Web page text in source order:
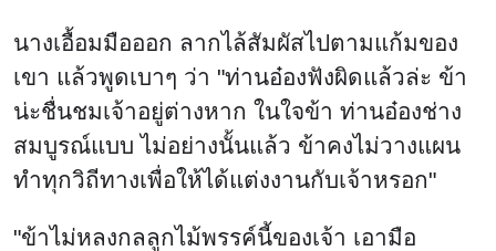
นางเอื้อมมือออก ลากไล้สัมผัสไปตามแก้มของ
เขา แล้วพูดเบาๆ ว่า "ท่านอ๋องฟังผิดแล้วล่ะ ข้า
น่ะชื่นชมเจ้าอยู่ต่างหาก ในใจข้า ท่านอ๋องช่าง
สมบูรณ์แบบ ไม่อย่างนั้นแล้ว ข้าคงไม่วางแผน
ทำทุกวิถีทางเพื่อให้ได้แต่งงานกับเจ้าหรอก"
"ข้าไม่หลงกลลูกไม้พรรค์นี้ของเจ้า เอามือ